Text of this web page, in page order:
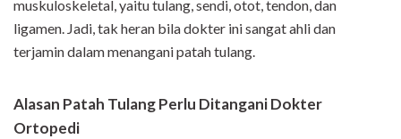
muskuloskeletal, yaitu tulang, sendi, otot, tendon, dan
ligamen. Jadi, tak heran bila dokter ini sangat ahli dan
terjamin dalam menangani patah tulang.
Alasan Patah Tulang Perlu Ditangani Dokter
Ortopedi